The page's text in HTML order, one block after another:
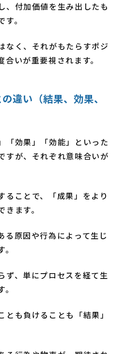
、付加価値を生み出したも
。
なく、それがもたらすポジ
いが重要視されます。
違い（結果、効果、
「効果」「効能」といった
すが、それぞれ意味合いが
ることで、「成果」をより
ます。
る原因や行為によって生じ
ず、単にプロセスを経て生
も負けることも「結果」